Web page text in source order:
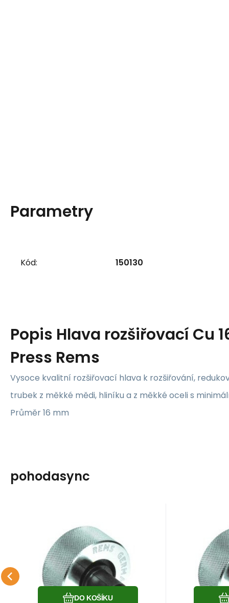
Parametry
Kód: 150130
Popis Hlava rozšiřovací Cu
Press Rems
Vysoce kvalitní rozšiřovací hlava k rozšiřování,
trubek z měkké mědi, hliníku a z měkké oceli s
Průměr 16 mm
pohodasync
Hlava rozšiřovací Cu
16 mm Ex Press Rems
Kód:150130
2 105Kč
Skladem
DO KOŠÍKU
Oblíbený
Porovnat
Hlava rozšiřovací Cu 16 mm
Ex Press Rems
16
Hlava
Ex Press